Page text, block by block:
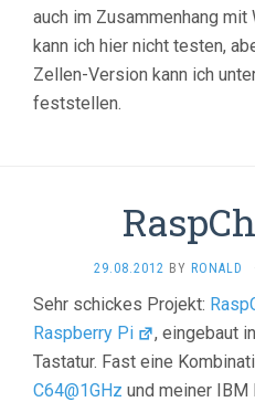
auch im Zusammenhang
kann ich hier nicht testen,
Zellen-Version kann ich
feststellen.
29.08.2012 BY RONALD
Sehr schickes Projekt:
Raspberry Pi
, eingebaut
Tastatur. Fast eine
C64@1GHz und meiner